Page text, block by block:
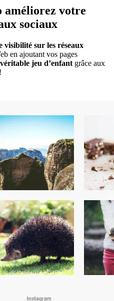
améliorez votre
sociaux
visibilité sur les réseaux
en ajoutant vos pages
jeu d’enfant grâce aux